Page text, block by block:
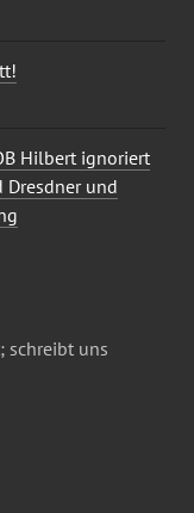
Hilbert ignoriert
Dresdner und
schreibt uns